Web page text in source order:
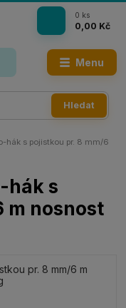
Menu
Hledat
0 ks
0,00 Kč
hák s pojistkou pr. 8 mm/6
hák s
m nosnost